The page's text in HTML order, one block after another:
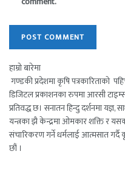
हाम्रो बारेमा
गण्डकी प्रदेशमा कृषि पत्रकारिताको
डिजिटल प्रकाशनका रुपमा आरसी
प्रतिवद्ध छ। सनातन हिन्दु दर्शनमा यज्ञ,
यन्त्रका झै केन्द्रमा ओमकार शक्ति र
संचारिकरण गर्ने धर्मलाई आत्मसात गर्दै
छौं ।